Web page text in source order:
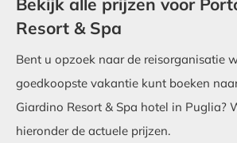
Bekijk alle prijzen voor
Resort & Spa
Bent u opzoek naar de reisorganisatie
goedkoopste vakantie kunt boeken
Giardino Resort & Spa hotel in Puglia?
hieronder de actuele prijzen.